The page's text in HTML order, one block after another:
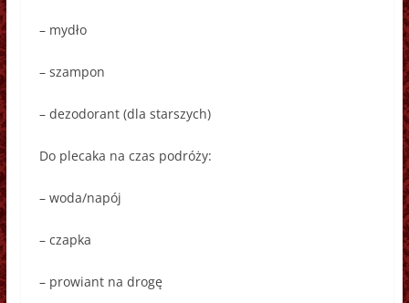
– mydło
– szampon
– dezodorant (dla starszych)
Do plecaka na czas podróży:
– woda/napój
– czapka
– prowiant na drogę